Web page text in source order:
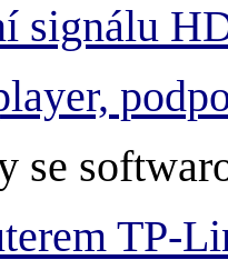
signálu
se
TP-